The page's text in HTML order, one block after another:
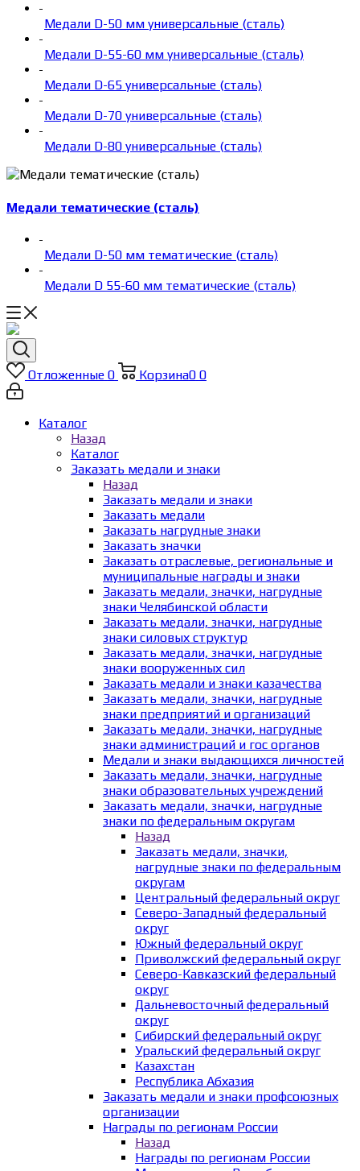
-
Медали D-50 мм универсальные (сталь)
-
Медали D-55-60 мм универсальные (сталь)
-
Медали D-65 универсальные (сталь)
-
Медали D-70 универсальные (сталь)
-
Медали D-80 универсальные (сталь)
Медали тематические (сталь)
-
Медали D-50 мм тематические (сталь)
-
Медали D 55-60 мм тематические (сталь)
Отложенные 0 Корзина0 0
Каталог
Назад
Каталог
Заказать медали и знаки
Назад
Заказать медали и знаки
Заказать медали
Заказать нагрудные знаки
Заказать значки
Заказать отраслевые, региональные и
муниципальные награды и знаки
Заказать медали, значки, нагрудные
знаки Челябинской области
Заказать медали, значки, нагрудные
знаки силовых структур
Заказать медали, значки, нагрудные
знаки вооруженных сил
Заказать медали и знаки казачества
Заказать медали, значки, нагрудные
знаки предприятий и организаций
Заказать медали, значки, нагрудные
знаки администраций и гос органов
Медали и знаки выдающихся личностей
Заказать медали, значки, нагрудные
знаки образовательных учреждений
Заказать медали, значки, нагрудные
знаки по федеральным округам
Назад
Заказать медали, значки,
нагрудные знаки по федеральным
округам
Центральный федеральный округ
Северо-Западный федеральный
округ
Южный федеральный округ
Приволжский федеральный округ
Северо-Кавказский федеральный
округ
Дальневосточный федеральный
округ
Сибирский федеральный округ
Уральский федеральный округ
Казахстан
Республика Абхазия
Заказать медали и знаки профсоюзных
организации
Награды по регионам России
Назад
Награды по регионам России